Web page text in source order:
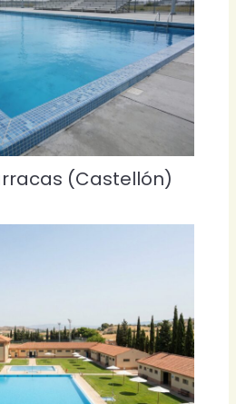
(Castellón)